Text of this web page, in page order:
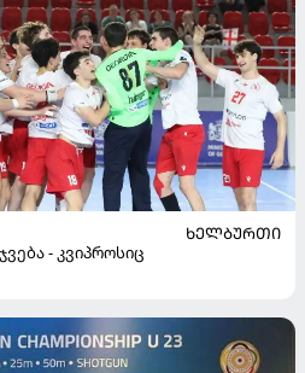
ᲮᲔᲚᲑᲣᲠᲗᲘ
- კვიპროსიც